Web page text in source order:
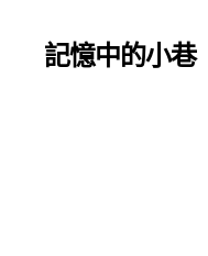
記憶中的小巷